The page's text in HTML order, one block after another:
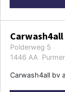
Carwash4all
Polderweg 5
1446 AA
Carwash4all bv